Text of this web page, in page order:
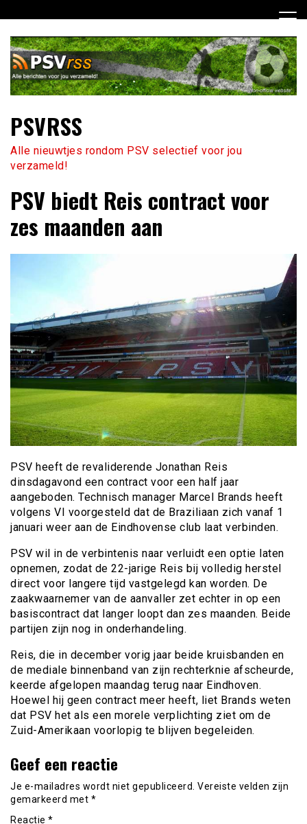
naar
inhoud
PSVRSS
Alle nieuwtjes rondom PSV selectief voor jou
verzameld!
PSV biedt Reis contract voor
zes maanden aan
PSV heeft de revaliderende Jonathan Reis
dinsdagavond een contract voor een half jaar
aangeboden. Technisch manager Marcel Brands heeft
volgens VI voorgesteld dat de Braziliaan zich vanaf 1
januari weer aan de Eindhovense club laat verbinden.
PSV wil in de verbintenis naar verluidt een optie laten
opnemen, zodat de 22-jarige Reis bij volledig herstel
direct voor langere tijd vastgelegd kan worden. De
zaakwaarnemer van de aanvaller zet echter in op een
basiscontract dat langer loopt dan zes maanden. Beide
partijen zijn nog in onderhandeling.
Reis, die in december vorig jaar beide kruisbanden en
de mediale binnenband van zijn rechterknie afscheurde,
keerde afgelopen maandag terug naar Eindhoven.
Hoewel hij geen contract meer heeft, liet Brands weten
dat PSV het als een morele verplichting ziet om de
Zuid-Amerikaan voorlopig te blijven begeleiden.
Geef een reactie
Je e-mailadres wordt niet gepubliceerd. Vereiste velden zijn
gemarkeerd met *
Reactie *